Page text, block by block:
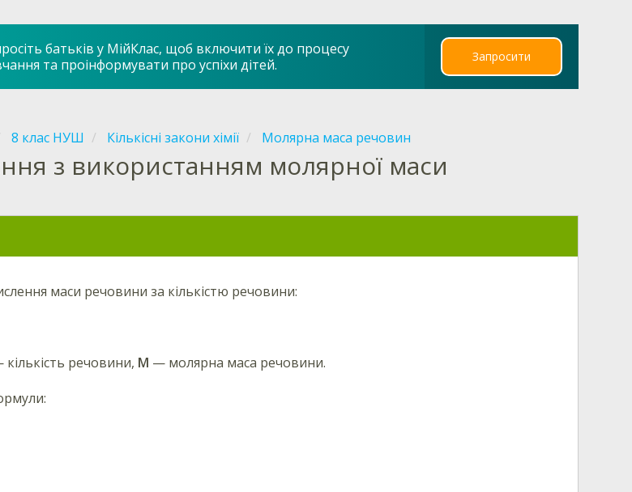
батьків у МійКлас, щоб включити їх до процесу
та проінформувати про успіхи дітей.
Запросити
8 клас НУШ Кількісні закони хімії Молярна маса речовин
з використанням молярної маси
маси речовини за кількістю речовини:
речовини, M — молярна маса речовини.